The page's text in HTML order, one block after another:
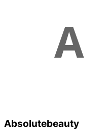
Absolutebeauty